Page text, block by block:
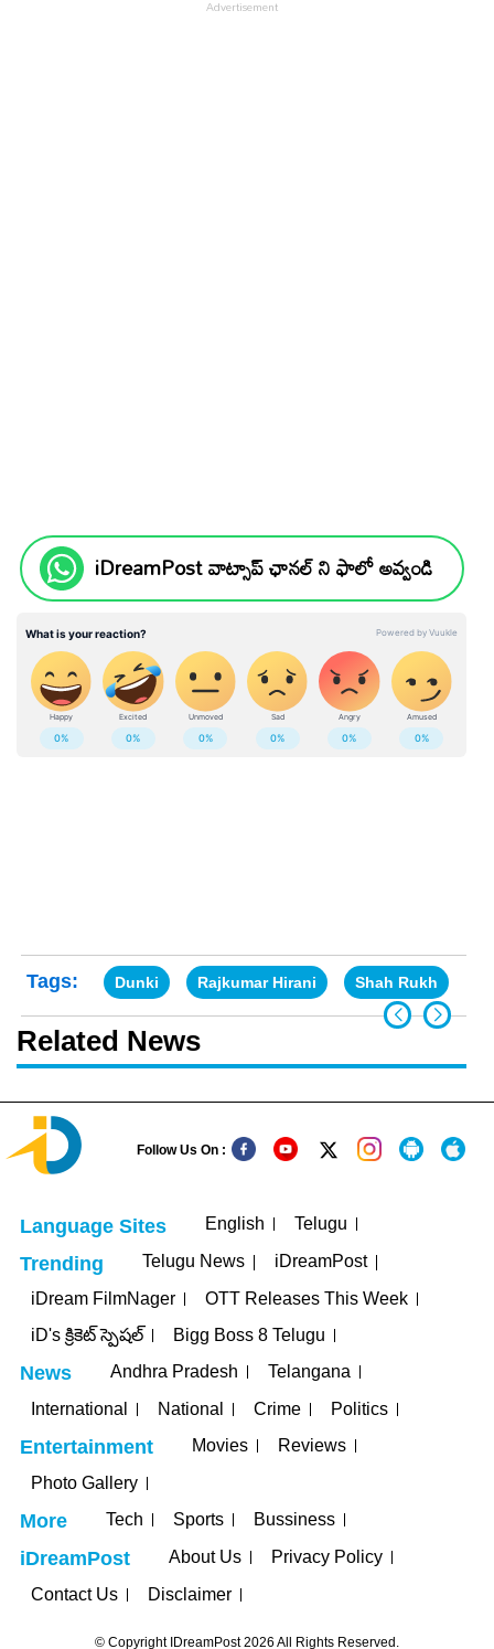
iDreamPost వాట్సాప్ ఛానల్ ని ఫాలో అవ్వండి
Tags: Dunki Rajkumar Hirani Shah Rukh
Related News
Follow Us On :
Language Sites English Telugu
Trending Telugu News
iDreamPost
iDream FilmNager
OTT Releases This Week
iD's క్రికెట్ స్పెషల్
Bigg Boss 8 Telugu
News Andhra Pradesh
Telangana
International
National Crime Politics
Entertainment Movies
Reviews
Photo Gallery
More Tech Sports Bussiness
iDreamPost About Us
Privacy Policy
Contact Us
Disclaimer
© Copyright IDreamPost 2026 All Rights Reserved.